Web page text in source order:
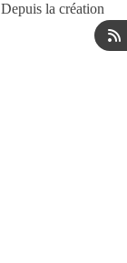
Depuis la création